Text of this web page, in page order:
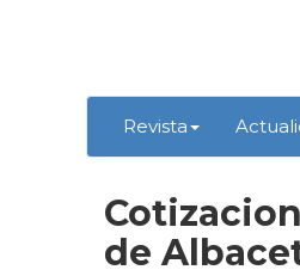
Revista
de